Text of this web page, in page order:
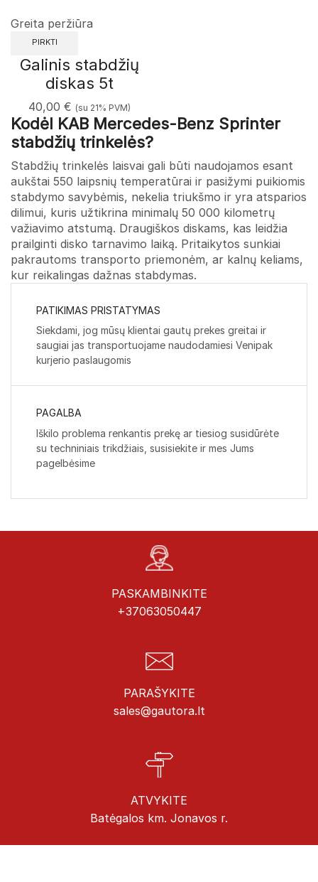
Greita peržiūra
PIRKTI
Galinis stabdžių
diskas 5t
40,00 € (su 21% PVM)
Kodėl KAB Mercedes-Benz Sprinter
stabdžių trinkelės?
Stabdžių trinkelės laisvai gali būti naudojamos esant
aukštai 550 laipsnių temperatūrai ir pasižymi puikiomis
stabdymo savybėmis, nekelia triukšmo ir yra atsparios
dilimui, kuris užtikrina minimalų 50 000 kilometrų
važiavimo atstumą. Draugiškos diskams, kas leidžia
prailginti disko tarnavimo laiką. Pritaikytos sunkiai
pakrautoms transporto priemonėm, ar kalnų keliams,
kur reikalingas dažnas stabdymas.
PATIKIMAS PRISTATYMAS
Siekdami, jog mūsų klientai gautų prekes greitai ir
saugiai jas transportuojame naudodamiesi Venipak
kurjerio paslaugomis
PAGALBA
Iškilo problema renkantis prekę ar tiesiog susidūrėte
su techniniais trikdžiais, susisiekite ir mes Jums
pagelbėsime
PASKAMBINKITE
+37063050447
PARAŠYKITE
sales@gautora.lt
ATVYKITE
Batėgalos km. Jonavos r.